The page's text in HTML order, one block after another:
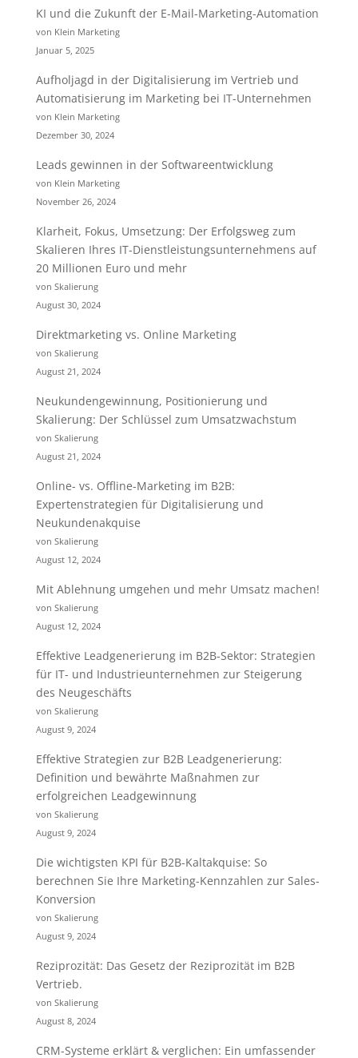
KI und die Zukunft der E-Mail-Marketing-Automation
von Klein Marketing
Januar 5, 2025
Aufholjagd in der Digitalisierung im Vertrieb und
Automatisierung im Marketing bei IT-Unternehmen
von Klein Marketing
Dezember 30, 2024
Leads gewinnen in der Softwareentwicklung
von Klein Marketing
November 26, 2024
Klarheit, Fokus, Umsetzung: Der Erfolgsweg zum
Skalieren Ihres IT-Dienstleistungsunternehmens auf
20 Millionen Euro und mehr
von Skalierung
August 30, 2024
Direktmarketing vs. Online Marketing
von Skalierung
August 21, 2024
Neukundengewinnung, Positionierung und
Skalierung: Der Schlüssel zum Umsatzwachstum
von Skalierung
August 21, 2024
Online- vs. Offline-Marketing im B2B:
Expertenstrategien für Digitalisierung und
Neukundenakquise
von Skalierung
August 12, 2024
Mit Ablehnung umgehen und mehr Umsatz machen!
von Skalierung
August 12, 2024
Effektive Leadgenerierung im B2B-Sektor: Strategien
für IT- und Industrieunternehmen zur Steigerung
des Neugeschäfts
von Skalierung
August 9, 2024
Effektive Strategien zur B2B Leadgenerierung:
Definition und bewährte Maßnahmen zur
erfolgreichen Leadgewinnung
von Skalierung
August 9, 2024
Die wichtigsten KPI für B2B-Kaltakquise: So
berechnen Sie Ihre Marketing-Kennzahlen zur Sales-
Konversion
von Skalierung
August 9, 2024
Reziprozität: Das Gesetz der Reziprozität im B2B
Vertrieb.
von Skalierung
August 8, 2024
CRM-Systeme erklärt & verglichen: Ein umfassender